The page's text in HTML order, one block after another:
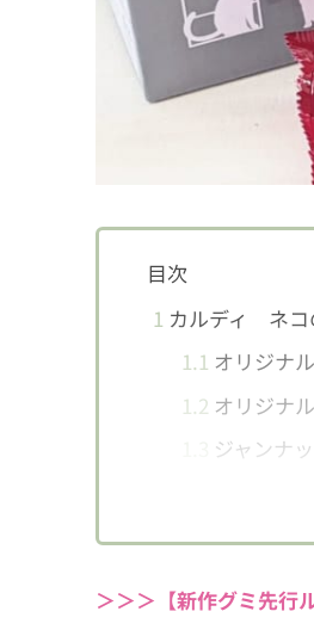
目次
1 カルディ ネコ
1.1 オリジナ
1.2 オリジナ
ジャンナ
1.5オリジナ
＞＞＞【新作グミ先行